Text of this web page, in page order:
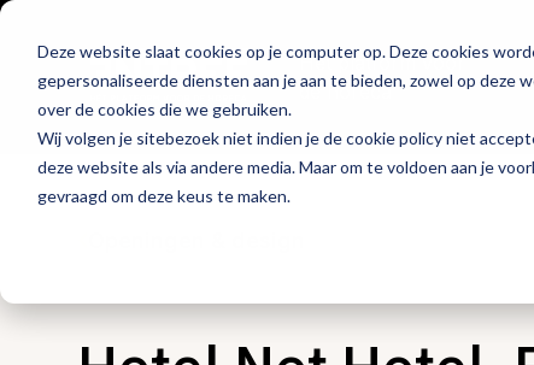
Deze website slaat cookies op je computer op. Deze cookies
gepersonaliseerde diensten aan je aan te bieden, zowel op deze
over de cookies die we gebruiken.
Wij volgen je sitebezoek niet indien je de cookie policy niet
deze website als via andere media. Maar om te voldoen aan je
gevraagd om deze keus te maken.
Hét platform voor
de horeca